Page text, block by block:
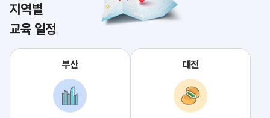
지역별
교육 일정
부산 대전